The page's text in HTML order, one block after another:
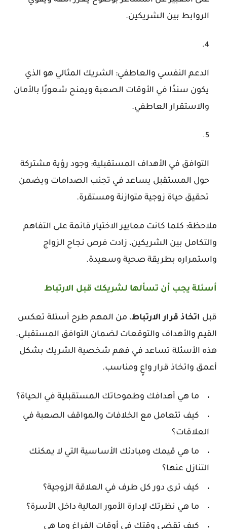
الروابط بين الشريكين.
الدعم النفسي والعاطفي: الشريك المثالي هو الذي
يكون سندًا في الأوقات الصعبة ويمنح شعورًا بالأمان
والاستقرار العاطفي.
التوافق في الأهداف المستقبلية: وجود رؤية مشتركة
حول المستقبل يساعد في تجنب الصدامات ويضمن
تحقيق حياة زوجية متوازنة ومستقرة.
ملاحظة: كلما كانت معايير الاختيار قائمة على التفاهم
والتكامل بين الشريكين، زادت فرص نجاح الزواج
واستمراره بطريقة صحية وسعيدة.
أسئلة يجب أن تسألها لشريكك قبل الارتباط
قبل اتخاذ قرار الارتباط، من المهم طرح أسئلة تعكس
القيم والأهداف والتوقعات لضمان التوافق المستقبلي.
هذه الأسئلة تساعد في فهم شخصية الشريك بشكل
أعمق واتخاذ قرار واعٍ ومناسب.
ما هي أهدافك وطموحاتك المستقبلية في الحياة؟
كيف تتعامل مع الخلافات والمواقف الصعبة في
العلاقات؟
ما هي قيمك ومبادئك الأساسية التي لا يمكنك
التنازل عنها؟
كيف ترى دور كل طرف في العلاقة الزوجية؟
ما هي نظرتك لإدارة الأمور المالية داخل الأسرة؟
كيف تقضي وقتك في أوقات الفراغ وما هي